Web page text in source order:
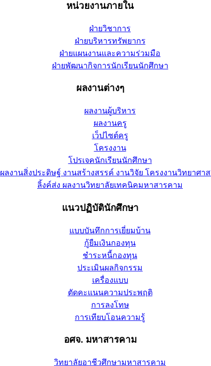
หน่วยงานภายใน
ฝ่ายวิชาการ
ฝ่ายบริหารทรัพยากร
ฝ่ายแผนงานและความร่วมมือ
ฝ่ายพัฒนากิจการนักเรียนนักศึกษา
ผลงานต่างๆ
ผลงานผู้บริหาร
ผลงานครู
เว็ปไซต์ครู
โครงงาน
โปรเจคนักเรียนนักศึกษา
ผลงานสิ่งประดิษฐ์ งานสร้างสรรค์ งานวิจัย โครงงานวิทยาศา
ลิ้งค์ส่ง ผลงานวิทยาลัยเทคนิคมหาสารคาม
แนวปฏิบัตินักศึกษา
แบบบันทึกการเยี่ยมบ้าน
กู้ยืมเงินกองทุน
ชำระหนี้กองทุน
ประเมินผลกิจกรรม
เครื่องแบบ
ตัดคะแนนความประพฤติ
การลงโทษ
การเทียบโอนความรู้
อศจ. มหาสารคาม
วิทยาลัยอาชีวศึกษามหาสารคาม